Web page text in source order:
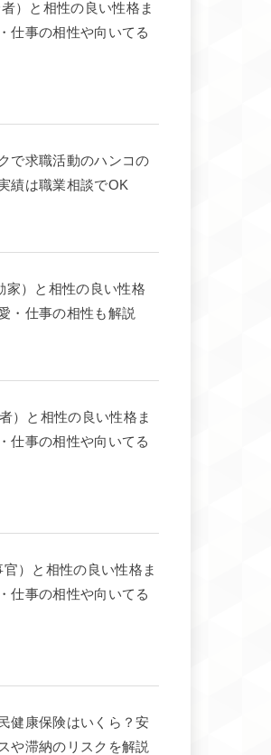
）と相性の良い性格ま
仕事の相性や向いてる
で求職活動のハンコの
績は職業相談でOK
家）と相性の良い性格
・仕事の相性も解説
）と相性の良い性格ま
仕事の相性や向いてる
）と相性の良い性格ま
仕事の相性や向いてる
健康保険はいくら？安
や滞納のリスクを解説